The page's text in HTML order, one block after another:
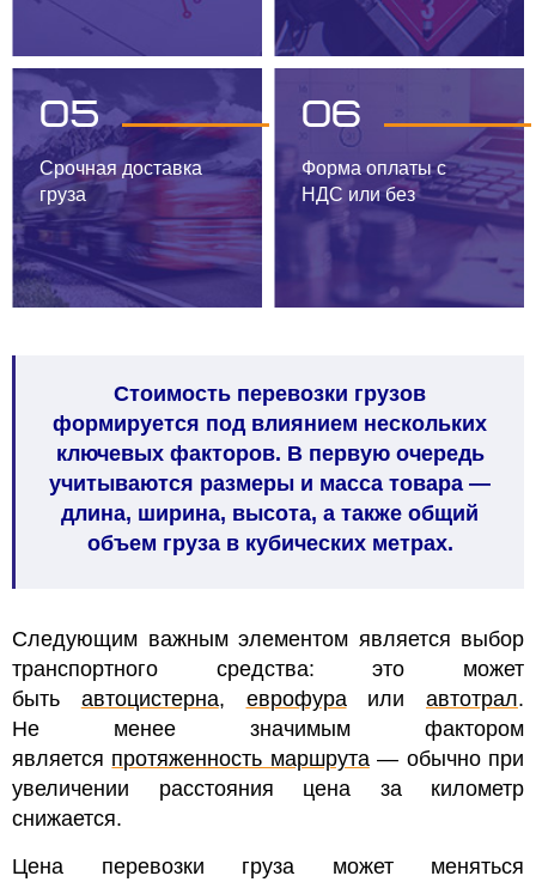
05
Срочная доставка
груза
06
Форма оплаты с
НДС или без
Стоимость перевозки грузов
формируется под влиянием нескольких
ключевых факторов. В первую очередь
учитываются размеры и масса товара —
длина, ширина, высота, а также общий
объем груза в кубических метрах.
Следующим важным элементом является выбор
транспортного средства: это может
быть автоцистерна, еврофураили автотрал.
Не менее значимым фактором
является протяженность маршрута— обычно при
увеличении расстояния цена за километр
снижается.
Цена перевозки груза может меняться